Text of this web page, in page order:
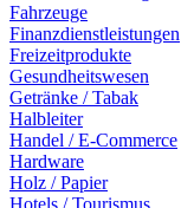
Fahrzeuge
Finanzdienstleistungen
Freizeitprodukte
Gesundheitswesen
Getränke / Tabak
Halbleiter
Handel / E-Commerce
Hardware
Holz / Papier
Hotels / Tourismus